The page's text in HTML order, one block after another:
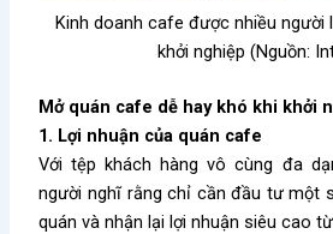
Kinh doanh cafe được nhiều người
khởi nghiệp (Nguồn:
Mở quán cafe dễ hay khó khi khởi
1. Lợi nhuận của quán cafe
Với tệp khách hàng vô cùng đa
người nghĩ rằng chỉ cần đầu tư một
quán và nhận lại lợi nhuận siêu cao